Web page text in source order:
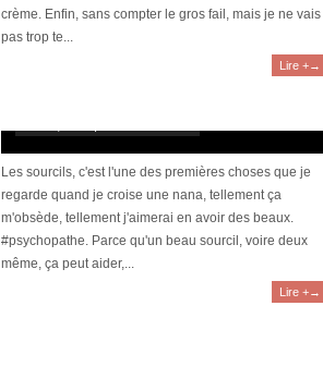
crème. Enfin, sans compter le gros fail, mais je ne vais
pas trop te...
Lire +→
Les sourcils, c'est l'une des premières choses que je
regarde quand je croise une nana, tellement ça
m'obsède, tellement j'aimerai en avoir des beaux.
#psychopathe. Parce qu'un beau sourcil, voire deux
même, ça peut aider,...
Lire +→